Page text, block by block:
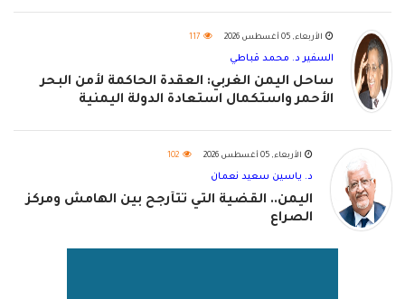
الأربعاء, 05 أغسطس 2026 117
السفير د. محمد قباطي
ساحل اليمن الغربي: العقدة الحاكمة لأمن البحر
الأحمر واستكمال استعادة الدولة اليمنية
الأربعاء, 05 أغسطس 2026 102
د. ياسين سعيد نعمان
اليمن.. القضية التي تتأرجح بين الهامش ومركز
الصراع